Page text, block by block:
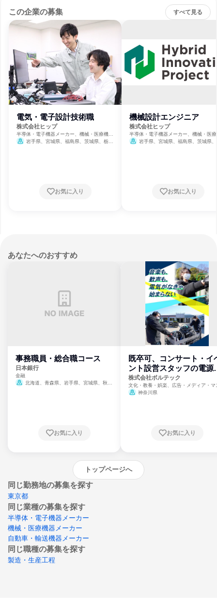
この企業の募集 すべて見る
電気・電子設計技術職
株式会社ヒップ
半導体・電子機器メーカー、機械・医療機器
メーカー、自動車・輸送機器メーカー
岩手県、宮城県、福島県、茨城県、栃木
お気に入り
機械設計エンジニア
株式会社ヒップ
半導体・電子機器メーカー、機械・医
メーカー、自動車・輸送機器メーカー
岩手県、宮城県、福島県、茨城県
お気に入り
あなたへのおすすめ
事務職員・総合職コース
日本銀行
金融
北海道、青森県、岩手県、宮城県、秋田
崎県、熊本県、大分県、宮崎県、鹿児島県、
お気に入り
既卒可、コンサート・イ
ント設営スタッフの電源
門
株式会社ボルテック
文化・教養・娯楽、広告・メディア・マ
ミ、電力・ガス・水道・エネルギー
神奈川県
お気に入り
トップページへ
同じ勤務地の募集を探す
東京都
同じ業種の募集を探す
半導体・電子機器メーカー
機械・医療機器メーカー
自動車・輸送機器メーカー
同じ職種の募集を探す
製造・生産工程